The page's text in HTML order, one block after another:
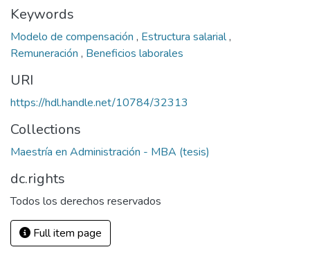
Keywords
Modelo de compensación , Estructura salarial,
Remuneración , Beneficios laborales
URI
https://hdl.handle.net/10784/32313
Collections
Maestría en Administración - MBA (tesis)
dc.rights
Todos los derechos reservados
Full item page